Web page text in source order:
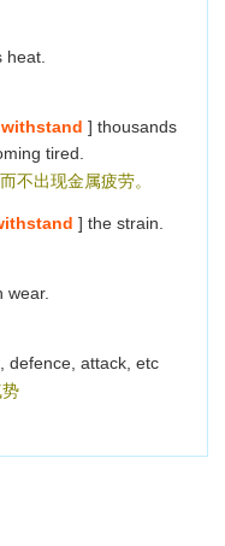
heat.
withstand] thousands
tired.
不出现金属疲劳。
] the strain.
wear.
defence, attack, etc